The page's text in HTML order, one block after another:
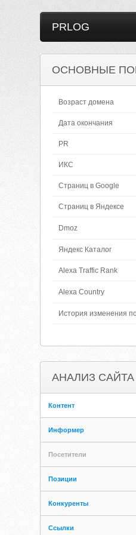
PRLOG
ОСНОВНЫЕ
Возраст домена
Дата окончания
PR
ИКС
Страниц в Google
Страниц в Яндексе
Dmoz
Яндекс Каталог
Alexa Traffic Rank
Alexa Country
История изменения
АНАЛИЗ САЙТА
Контент
Информер
Посетители
Позиции
Конкуренты
Ссылки